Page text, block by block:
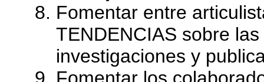
Fomentar entre
TENDENCIAS sobre
investigaciones y